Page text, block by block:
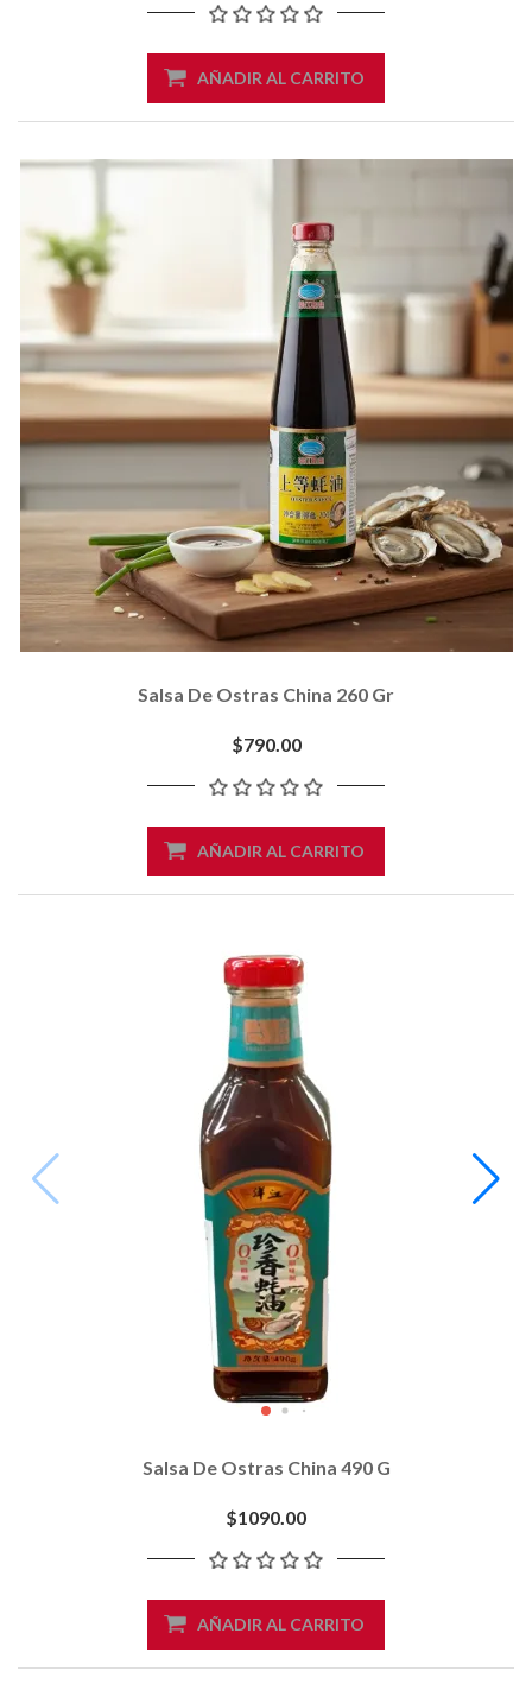
AÑADIR AL CARRITO
Salsa De Ostras China 260 Gr
$790.00
AÑADIR AL CARRITO
Salsa De Ostras China 490 G
$1090.00
AÑADIR AL CARRITO